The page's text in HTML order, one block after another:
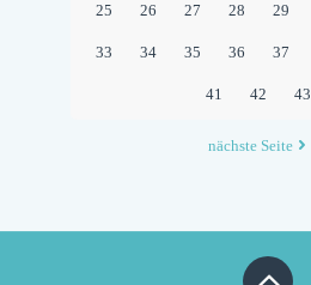
25 26 27 28 29
33 34 35 36 37
41 42 43
nächste Seite